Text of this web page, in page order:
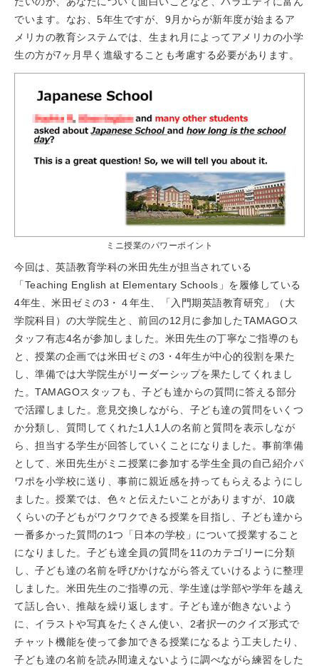
でいます。なお、5年生ですが、9月からが新年度が始まるア
メリカの教育システムでは、生まれ月によってアメリカの小学
生の方が7ヶ月早く進級することも考慮する必要があります。
ミニ授業のパワーポイント
今回は、英語教育学科の米田先生が担当されている
「Teaching English at Elementary Schools」を履修している
4年生、米田ゼミの3・４年生、「入門期英語教育研究」（大
学院科目）の大学院生と、前回の12月に参加したTAMAGOス
タッフ有志4名が参加しました。米田先生の丁寧なご指導のも
と、授業の企画では米田ゼミの3・4年生が中心的役割を果た
し、準備では大学院生がリーダーシップを果たしてくれまし
た。TAMAGOスタッフも、子ども達からの質問に答える部分
で活躍しました。意見交換しながら、子ども達の質問をいくつ
か分類し、質問してくれた1人1人の名前と質問を表示しなが
ら、担当する学生が回答していくことになりました。事前準備
として、米田先生がミニ授業に参加する学生全員の自己紹介パ
ワポを小学校に送り、事前に親近感を持ってもらえるようにし
ました。授業では、色々と伝えたいことがありますが、10歳
くらいの子どもがワクワクできる授業を目指し、子ども達から
一番多かった質問の1つ「日本の学校」について授業すること
になりました。子ども達全員の質問を11のカテゴリーに分類
し、子ども達の名前を呼びかけながら答えていけるように整理
しました。米田先生のご指導の元、学生達は学部や学年を越え
て話し合い、推敲を繰り返します。子ども達が飽きないよう
に、イラストや写真をたくさん使い、2者択一のクイズ形式で
チャット機能を使って参加できる授業になるよう工夫したり、
子ども達の名前を読み間違えないように調べながら練習をした